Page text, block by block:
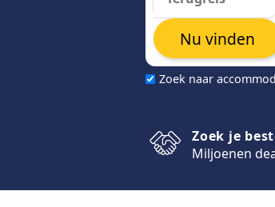
Zoek naar
Nu vinden
Zoek je
Miljoenen